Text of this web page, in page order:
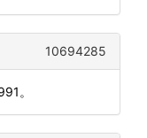
10694285
。